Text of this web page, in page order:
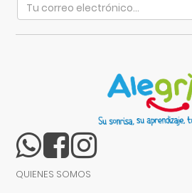
QUIENES SOMOS